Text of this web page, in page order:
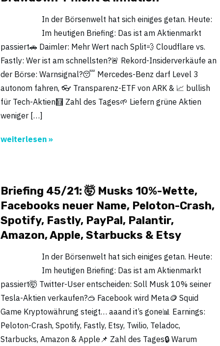
In der Börsenwelt hat sich einiges getan. Heute:
Im heutigen Briefing: Das ist am Aktienmarkt
passiert🚗 Daimler: Mehr Wert nach Split💨 Cloudflare vs.
Fastly: Wer ist am schnellsten?🚨 Rekord-Insiderverkäufe an
der Börse: Warnsignal?😴 Mercedes-Benz darf Level 3
autonom fahren, 👓 Transparenz-ETF von ARK & 📈 bullish
für Tech-Aktien🧮 Zahl des Tages🌱 Liefern grüne Aktien
weniger […]
weiterlesen »
Briefing 45/21: 🤯 Musks 10%-Wette,
Facebooks neuer Name, Peloton-Crash,
Spotify, Fastly, PayPal, Palantir,
Amazon, Apple, Starbucks & Etsy
In der Börsenwelt hat sich einiges getan. Heute:
Im heutigen Briefing: Das ist am Aktienmarkt
passiert🤯 Twitter-User entscheiden: Soll Musk 10% seiner
Tesla-Aktien verkaufen?🥽 Facebook wird Meta🪙 Squid
Game Kryptowährung steigt… aaand it’s gone📊 Earnings:
Peloton-Crash, Spotify, Fastly, Etsy, Twilio, Teladoc,
Starbucks, Amazon & Apple📌 Zahl des Tages🔒 Warum